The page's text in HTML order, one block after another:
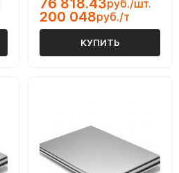
76 818.43руб./шт.
200 048руб./т
КУПИТЬ